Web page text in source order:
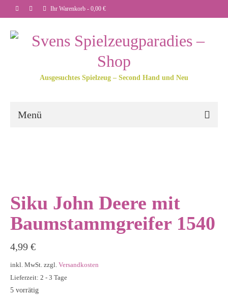
Ihr Warenkorb - 0,00 €
Ausgesuchtes Spielzeug – Second Hand und Neu
Menü
Siku John Deere mit
Baumstammgreifer 1540
4,99 €
inkl. MwSt. zzgl. Versandkosten
Lieferzeit: 2 - 3 Tage
5 vorrätig